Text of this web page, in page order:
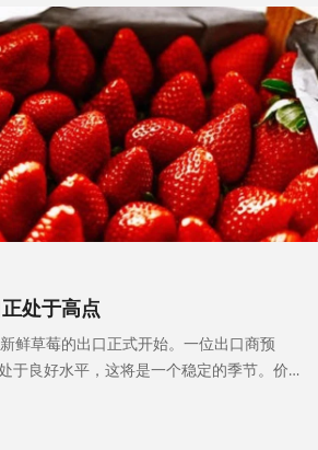
处于高点
鲜草莓的出口正式开始。一位出口商预
于良好水平，这将是一个稳定的季节。价